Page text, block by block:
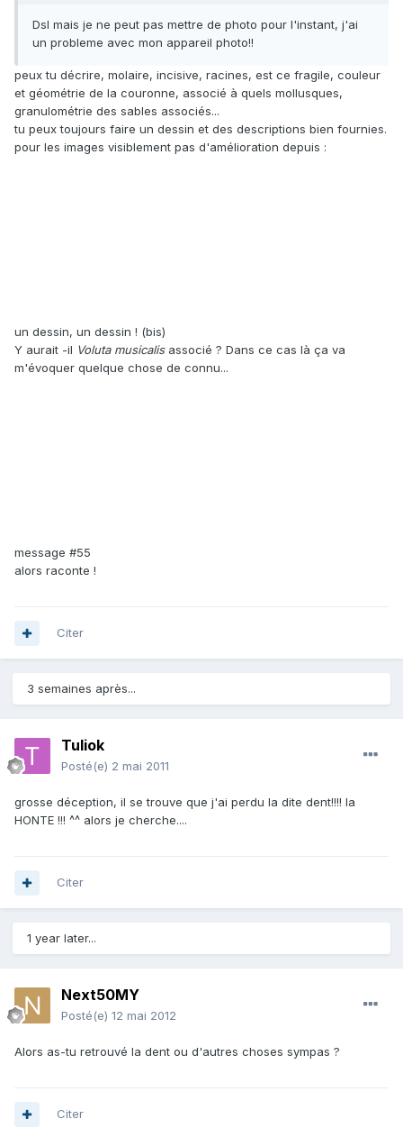
Dsl mais je ne peut pas mettre de photo pour l'instant, j'ai
un probleme avec mon appareil photo!!
peux tu décrire, molaire, incisive, racines, est ce fragile, couleur
et géométrie de la couronne, associé à quels mollusques,
granulométrie des sables associés...
tu peux toujours faire un dessin et des descriptions bien fournies.
pour les images visiblement pas d'amélioration depuis :
un dessin, un dessin ! (bis)
Y aurait -il Voluta musicalisassocié ? Dans ce cas là ça va
m'évoquer quelque chose de connu...
message #55
alors raconte !
Citer
3 semaines après...
Tuliok
Posté(e) 2 mai 2011
grosse déception, il se trouve que j'ai perdu la dite dent!!!! la
HONTE !!! ^^ alors je cherche....
Citer
1 year later...
Next50MY
Posté(e) 12 mai 2012
Alors as-tu retrouvé la dent ou d'autres choses sympas ?
Citer